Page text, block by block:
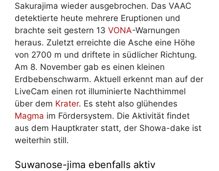
Sakurajima wieder ausgebrochen. Das VAAC
detektierte heute mehrere Eruptionen und
brachte seit gestern 13 VONA-Warnungen
heraus. Zuletzt erreichte die Asche eine Höhe
von 2700 m und driftete in südlicher Richtung.
Am 8. November gab es einen kleinen
Erdbebenschwarm. Aktuell erkennt man auf der
LiveCam einen rot illuminierte Nachthimmel
über dem Krater. Es steht also glühendes
Magma im Fördersystem. Die Aktivität findet
aus dem Hauptkrater statt, der Showa-dake ist
weiterhin still.
Suwanose-jima ebenfalls aktiv